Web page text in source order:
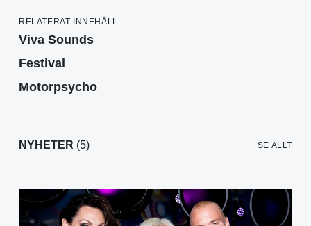
RELATERAT INNEHÅLL
Viva Sounds
Festival
Motorpsycho
NYHETER (5) SE ALLT